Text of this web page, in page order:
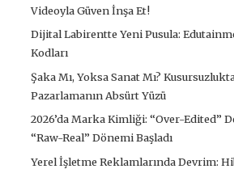
Videoyla Güven İnşa Et!
Dijital Labirentte Yeni Pusula:
Kodları
Şaka Mı, Yoksa Sanat Mı?
Pazarlamanın Absürt Yüzü
2026’da Marka Kimliği: “Over-Edited”
“Raw-Real” Dönemi Başladı
Yerel İşletme Reklamlarında Devrim: